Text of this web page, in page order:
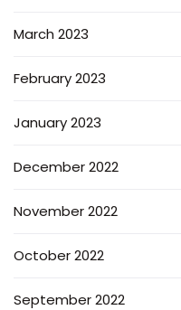
March 2023
February 2023
January 2023
December 2022
November 2022
October 2022
September 2022